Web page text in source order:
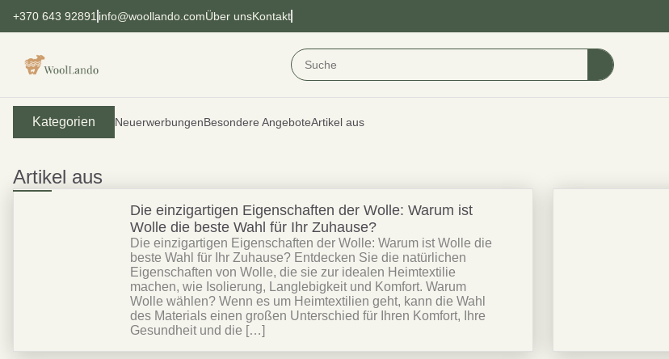
+370 643 92891 info@woollando.comÜber unsKontakt
Kategorien NeuerwerbungenBesondere AngeboteArtikel aus
Artikel aus
Die einzigartigen Eigenschaften der Wolle: Warum ist
Wolle die beste Wahl für Ihr Zuhause?
Die einzigartigen Eigenschaften der Wolle: Warum ist Wolle die
beste Wahl für Ihr Zuhause? Entdecken Sie die natürlichen
Eigenschaften von Wolle, die sie zur idealen Heimtextilie
machen, wie Isolierung, Langlebigkeit und Komfort. Warum
Wolle wählen? Wenn es um Heimtextilien geht, kann die Wahl
des Materials einen großen Unterschied für Ihren Komfort, Ihre
Gesundheit und die […]